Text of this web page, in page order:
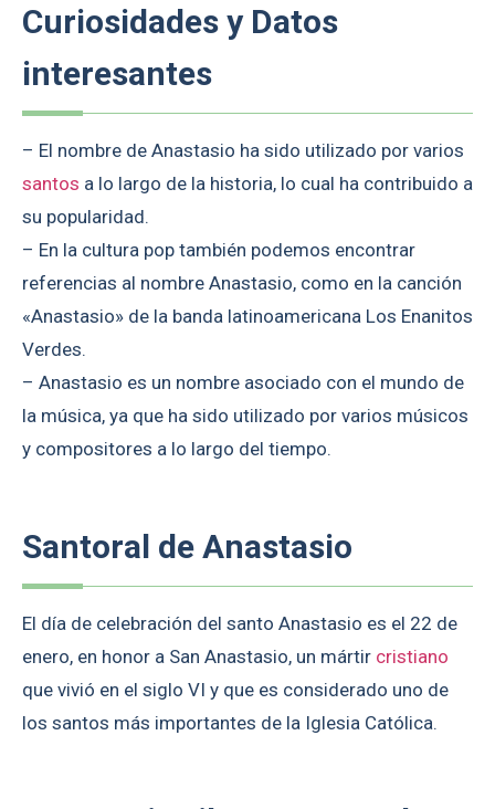
Curiosidades y Datos
interesantes
– El nombre de Anastasio ha sido utilizado por varios
santos a lo largo de la historia, lo cual ha contribuido a
su popularidad.
– En la cultura pop también podemos encontrar
referencias al nombre Anastasio, como en la canción
«Anastasio» de la banda latinoamericana Los Enanitos
Verdes.
– Anastasio es un nombre asociado con el mundo de
la música, ya que ha sido utilizado por varios músicos
y compositores a lo largo del tiempo.
Santoral de Anastasio
El día de celebración del santo Anastasio es el 22 de
enero, en honor a San Anastasio, un mártir cristiano
que vivió en el siglo VI y que es considerado uno de
los santos más importantes de la Iglesia Católica.